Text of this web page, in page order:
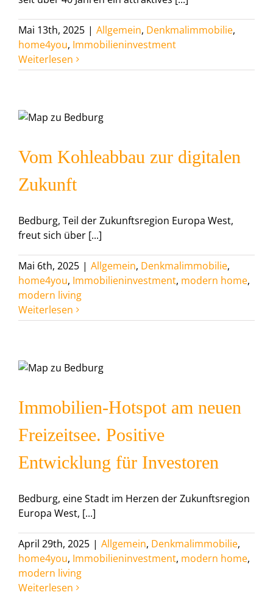
Mai 13th, 2025 | Allgemein, Denkmalimmobilie,
home4you, Immobilieninvestment
Weiterlesen
Vom Kohleabbau zur digitalen
Zukunft
Bedburg, Teil der Zukunftsregion Europa West,
freut sich über [...]
Mai 6th, 2025 | Allgemein, Denkmalimmobilie,
home4you, Immobilieninvestment, modern home,
modern living
Weiterlesen
Immobilien-Hotspot am neuen
Freizeitsee. Positive
Entwicklung für Investoren
Bedburg, eine Stadt im Herzen der Zukunftsregion
Europa West, [...]
April 29th, 2025 | Allgemein, Denkmalimmobilie,
home4you, Immobilieninvestment, modern home,
modern living
Weiterlesen